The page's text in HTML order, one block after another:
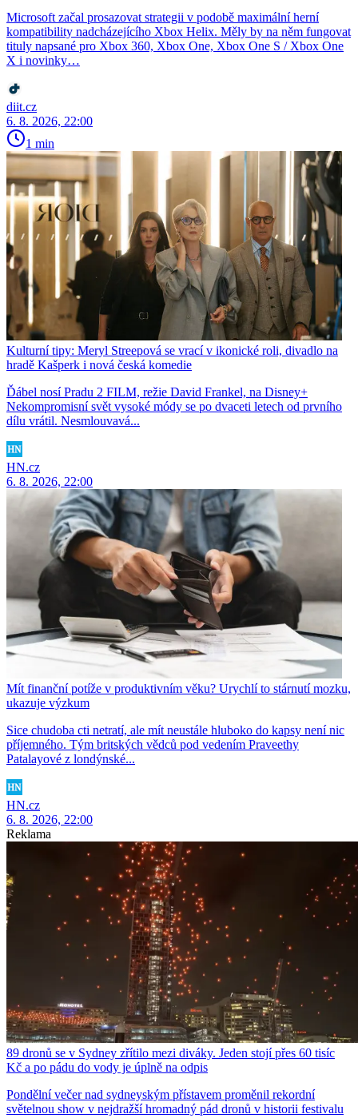
Microsoft začal prosazovat strategii v podobě maximální herní
kompatibility nadcházejícího Xbox Helix. Měly by na něm fungovat
tituly napsané pro Xbox 360, Xbox One, Xbox One S / Xbox One
X i novinky…
diit.cz
6. 8. 2026, 22:00
1 min
Kulturní tipy: Meryl Streepová se vrací v ikonické roli, divadlo na
hradě Kašperk i nová česká komedie
Ďábel nosí Pradu 2 FILM, režie David Frankel, na Disney+
Nekompromisní svět vysoké módy se po dvaceti letech od prvního
dílu vrátil. Nesmlouvavá...
HN.cz
6. 8. 2026, 22:00
Mít finanční potíže v produktivním věku? Urychlí to stárnutí mozku,
ukazuje výzkum
Sice chudoba cti netratí, ale mít neustále hluboko do kapsy není nic
příjemného. Tým britských vědců pod vedením Praveethy
Patalayové z londýnské...
HN.cz
6. 8. 2026, 22:00
Reklama
89 dronů se v Sydney zřítilo mezi diváky. Jeden stojí přes 60 tisíc
Kč a po pádu do vody je úplně na odpis
Pondělní večer nad sydneyským přístavem proměnil rekordní
světelnou show v nejdražší hromadný pád dronů v historii festivalu